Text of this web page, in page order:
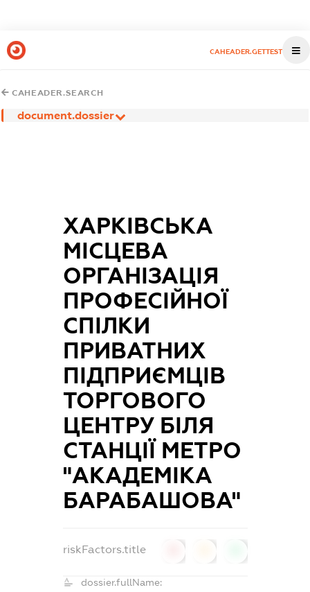
CAHEADER.GETTEST
CAHEADER.SEARCH
document.dossier
ХАРКІВСЬКА
МІСЦЕВА
ОРГАНІЗАЦІЯ
ПРОФЕСІЙНОЇ
СПІЛКИ
ПРИВАТНИХ
ПІДПРИЄМЦІВ
ТОРГОВОГО
ЦЕНТРУ БІЛЯ
СТАНЦІЇ МЕТРО
"АКАДЕМІКА
БАРАБАШОВА"
riskFactors.title
dossier.fullName: